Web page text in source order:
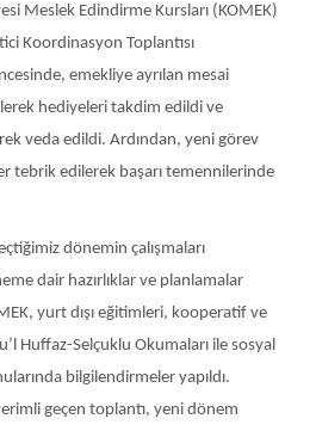
Meslek Edindirme Kursları (KOMEK)
Koordinasyon Toplantısı
emekliye ayrılan mesai
hediyeleri takdim edildi ve
veda edildi. Ardından, yeni görev
tebrik edilerek başarı temennilerinde
dönemin çalışmaları
dair hazırlıklar ve planlamalar
yurt dışı eğitimleri, kooperatif ve
Huffaz-Selçuklu Okumaları ile sosyal
bilgilendirmeler yapıldı.
geçen toplantı, yeni dönem